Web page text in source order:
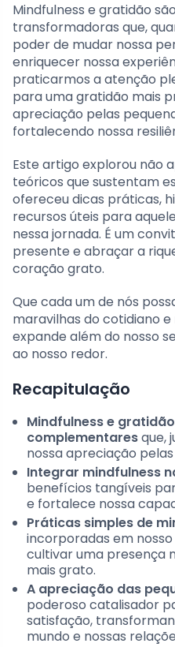
Mindfulness e gratidão
transformadoras que,
poder de mudar nossa
enriquecer nossa
praticarmos a atenção
para uma gratidão mais
apreciação pelas
fortalecendo nossa
Este artigo explorou não
teóricos que sustentam
ofereceu dicas práticas,
recursos úteis para
nessa jornada. É um
presente e abraçar a
coração grato.
Que cada um de nós
maravilhas do cotidiano
expande além do nosso
ao nosso redor.
Recapitulação
Mindfulness e
complementaresque,
nossa apreciação
Integrar mindfulness
benefícios tangíveis
e fortalece nossa
Práticas simples de
incorporadas em
cultivar uma presença
mais grato.
A apreciação das
poderoso catalisador
satisfação,
mundo e nossas